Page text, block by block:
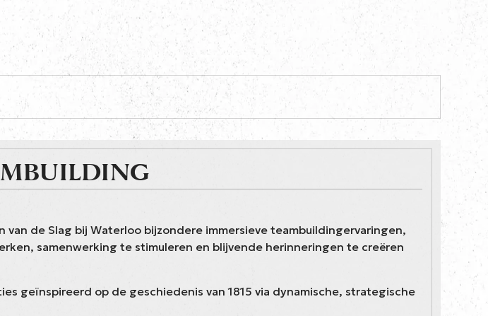
van de Slag bij Waterloo bijzondere immersieve teambuildingervaringen,
samenwerking te stimuleren en blijvende herinneringen te creëren
geïnspireerd op de geschiedenis van 1815 via dynamische, strategische